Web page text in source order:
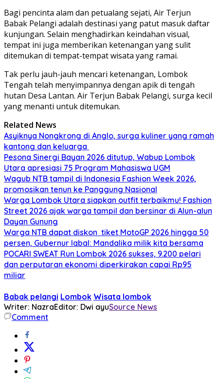
Bagi pencinta alam dan petualang sejati, Air Terjun
Babak Pelangi adalah destinasi yang patut masuk daftar
kunjungan. Selain menghadirkan keindahan visual,
tempat ini juga memberikan ketenangan yang sulit
ditemukan di tempat-tempat wisata yang ramai.
Tak perlu jauh-jauh mencari ketenangan, Lombok
Tengah telah menyimpannya dengan apik di tengah
hutan Desa Lantan. Air Terjun Babak Pelangi, surga kecil
yang menanti untuk ditemukan.
Related News
Asyiknya Nongkrong di Anglo, surga kuliner yang ramah
kantong dan keluarga
Pesona Sinergi Bayan 2026 ditutup, Wabup Lombok
Utara apresiasi 75 Program Mahasiswa UGM
Wagub NTB tampil di Indonesia Fashion Week 2026,
promosikan tenun ke Panggung Nasional
Warga Lombok Utara siapkan outfit terbaikmu! Fashion
Street 2026 ajak warga tampil dan bersinar di Alun-alun
Dayan Gunung
Warga NTB dapat diskon tiket MotoGP 2026 hingga 50
persen, Gubernur Iqbal: Mandalika milik kita bersama
POCARI SWEAT Run Lombok 2026 sukses, 9.200 pelari
dan perputaran ekonomi diperkirakan capai Rp95
miliar
Babak pelangi Lombok Wisata lombok
Writer: NazraEditor: Dwi ayuSource News
Comment